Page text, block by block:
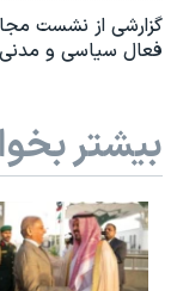
گزارشی از نشست
فعال سیاسی و مدنی
بیشتر